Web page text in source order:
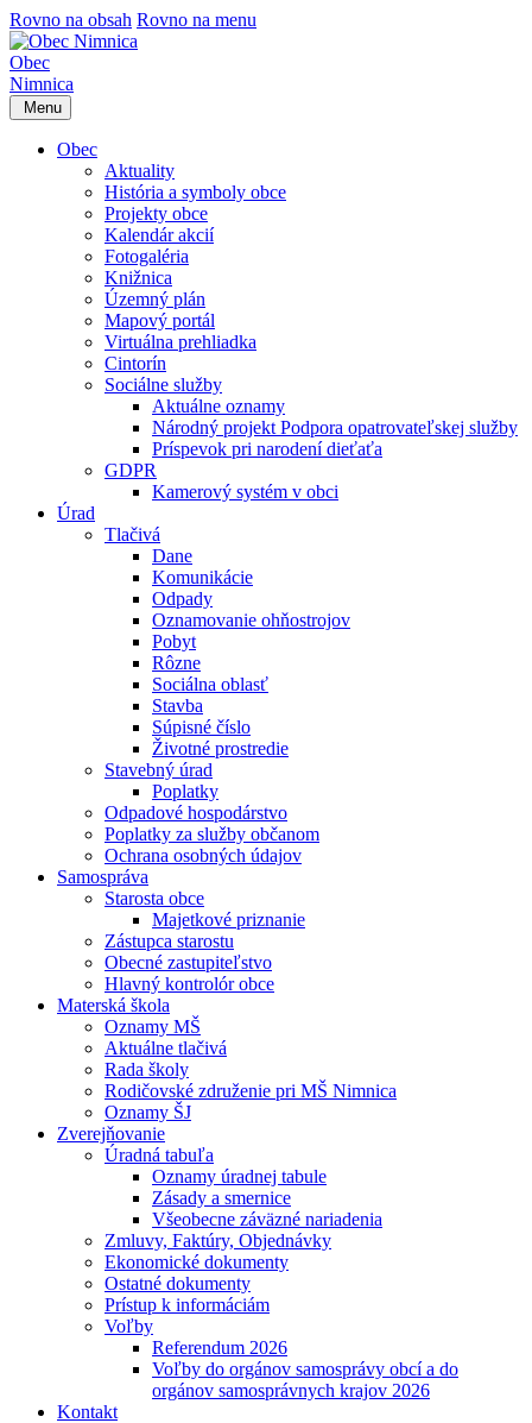
Rovno na obsah Rovno na menu
Obec
Nimnica
Menu
Obec
Aktuality
História a symboly obce
Projekty obce
Kalendár akcií
Fotogaléria
Knižnica
Územný plán
Mapový portál
Virtuálna prehliadka
Cintorín
Sociálne služby
Aktuálne oznamy
Národný projekt Podpora opatrovateľskej služby
Príspevok pri narodení dieťaťa
GDPR
Kamerový systém v obci
Úrad
Tlačivá
Dane
Komunikácie
Odpady
Oznamovanie ohňostrojov
Pobyt
Rôzne
Sociálna oblasť
Stavba
Súpisné číslo
Životné prostredie
Stavebný úrad
Poplatky
Odpadové hospodárstvo
Poplatky za služby občanom
Ochrana osobných údajov
Samospráva
Starosta obce
Majetkové priznanie
Zástupca starostu
Obecné zastupiteľstvo
Hlavný kontrolór obce
Materská škola
Oznamy MŠ
Aktuálne tlačivá
Rada školy
Rodičovské združenie pri MŠ Nimnica
Oznamy ŠJ
Zverejňovanie
Úradná tabuľa
Oznamy úradnej tabule
Zásady a smernice
Všeobecne záväzné nariadenia
Zmluvy, Faktúry, Objednávky
Ekonomické dokumenty
Ostatné dokumenty
Prístup k informáciám
Voľby
Referendum 2026
Voľby do orgánov samosprávy obcí a do
orgánov samosprávnych krajov 2026
Kontakt